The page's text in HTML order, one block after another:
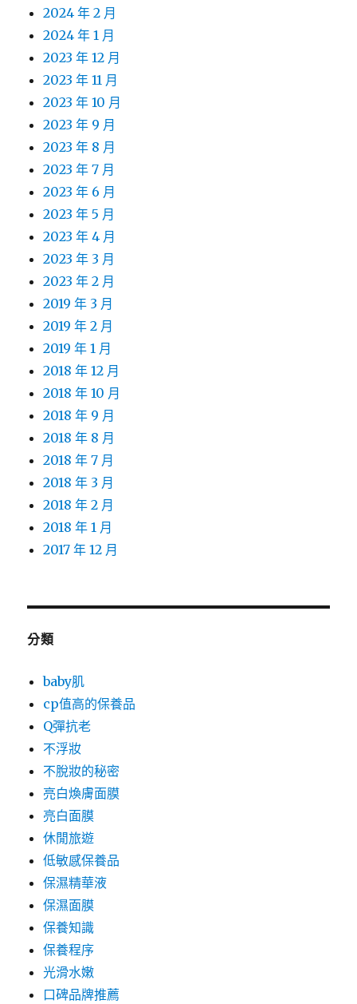
2024 年 2 月
2024 年 1 月
2023 年 12 月
2023 年 11 月
2023 年 10 月
2023 年 9 月
2023 年 8 月
2023 年 7 月
2023 年 6 月
2023 年 5 月
2023 年 4 月
2023 年 3 月
2023 年 2 月
2019 年 3 月
2019 年 2 月
2019 年 1 月
2018 年 12 月
2018 年 10 月
2018 年 9 月
2018 年 8 月
2018 年 7 月
2018 年 3 月
2018 年 2 月
2018 年 1 月
2017 年 12 月
分類
baby肌
cp值高的保養品
Q彈抗老
不浮妝
不脫妝的秘密
亮白煥膚面膜
亮白面膜
休閒旅遊
低敏感保養品
保濕精華液
保濕面膜
保養知識
保養程序
光滑水嫩
口碑品牌推薦